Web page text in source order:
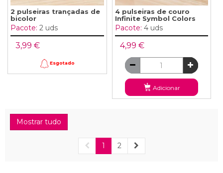
2 pulseiras trançadas de
bicolor
Pacote: 2 uds
3,99 €
Esgotado
4 pulseiras de couro
Infinite Symbol Colors
Pacote: 4 uds
4,99 €
Adicionar
Mostrar tudo
1 2